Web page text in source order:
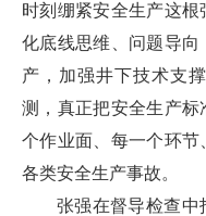
时刻绷紧安全生产这
化底线思维、问题导
产，加强井下技术支
测，真正把安全生产
个作业面、每一个环
各类安全生产事故。
张强在督导检查中